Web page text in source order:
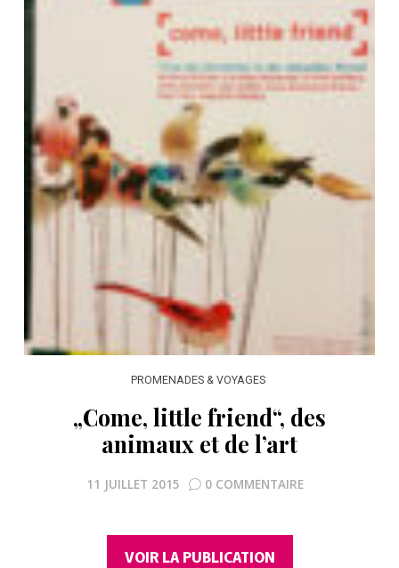
PROMENADES & VOYAGES
„Come, little friend“, des
animaux et de l’art
11 JUILLET 2015 0 COMMENTAIRE
VOIR LA PUBLICATION